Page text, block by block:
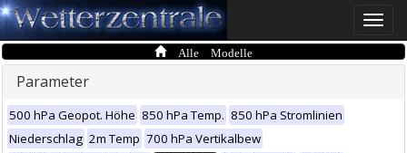
Toggle
Alle Modelle
Parameter
500 hPa Geopot. Höhe 850 hPa Temp. 850 hPa Stromlinien
Niederschlag 2m Temp 700 hPa Vertikalbew